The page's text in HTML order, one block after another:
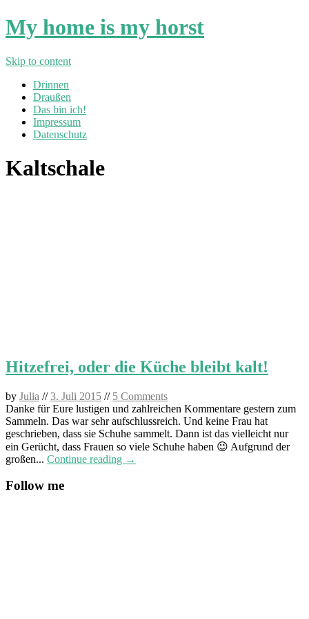
My home is my horst
Skip to content
Drinnen
Draußen
Das bin ich!
Impressum
Datenschutz
Kaltschale
Hitzefrei, oder die Küche bleibt kalt!
by Julia //3. Juli 2015 // 5 Comments
Danke für Eure lustigen und zahlreichen Kommentare gestern zum
Sammeln. Das war sehr aufschlussreich. Und keine Frau hat
geschrieben, dass sie Schuhe sammelt. Dann ist das vielleicht nur
ein Gerücht, dass Frauen so viele Schuhe haben 😉 Aufgrund der
großen... Continue reading →
Follow me